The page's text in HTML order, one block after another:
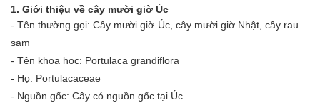
1. Giới thiệu về cây mười giờ Úc
- Tên thường gọi: Cây mười giờ Úc, cây mười giờ Nhật, cây rau
sam
- Tên khoa học: Portulaca grandiflora
- Họ: Portulacaceae
- Nguồn gốc: Cây có nguồn gốc tại Úc